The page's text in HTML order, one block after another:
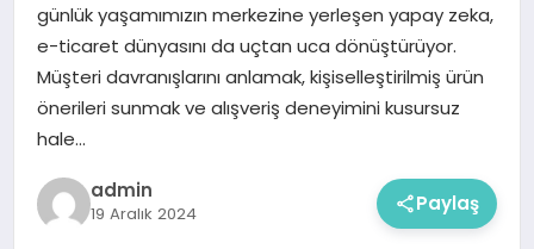
günlük yaşamımızın merkezine yerleşen yapay zeka,
e-ticaret dünyasını da uçtan uca dönüştürüyor.
Müşteri davranışlarını anlamak, kişiselleştirilmiş ürün
önerileri sunmak ve alışveriş deneyimini kusursuz
hale…
admin
19 Aralık 2024 Paylaş